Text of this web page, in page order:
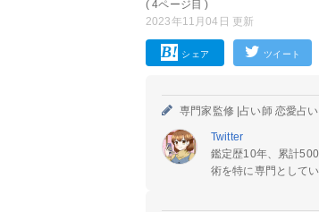
( 4ページ目 )
2023年11月04日 更新
シェア ツイート
専門家監修 |占い師 恋愛占
Twitter
鑑定歴10年、累計
術を特に専門としてい